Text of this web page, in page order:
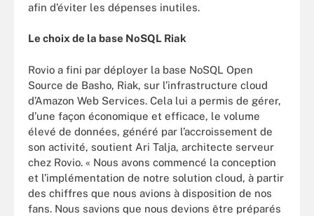
afin d’éviter les dépenses inutiles.
Le choix de la base NoSQL Riak
Rovio a fini par déployer la base NoSQL Open
Source de Basho, Riak, sur l’infrastructure cloud
d’Amazon Web Services. Cela lui a permis de gérer,
d’une façon économique et efficace, le volume
élevé de données, généré par l’accroissement de
son activité, soutient Ari Talja, architecte serveur
chez Rovio. « Nous avons commencé la conception
et l’implémentation de notre solution cloud, à partir
des chiffres que nous avions à disposition de nos
fans. Nous savions que nous devions être préparés